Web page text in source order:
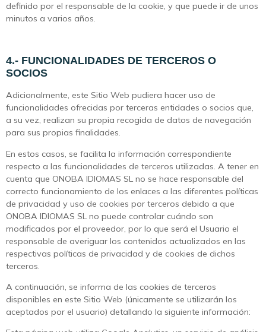
definido por el responsable de la cookie, y que puede ir de unos
minutos a varios años.
4.- FUNCIONALIDADES DE TERCEROS O
SOCIOS
Adicionalmente, este Sitio Web pudiera hacer uso de
funcionalidades ofrecidas por terceras entidades o socios que,
a su vez, realizan su propia recogida de datos de navegación
para sus propias finalidades.
En estos casos, se facilita la información correspondiente
respecto a las funcionalidades de terceros utilizadas. A tener en
cuenta que ONOBA IDIOMAS SL no se hace responsable del
correcto funcionamiento de los enlaces a las diferentes políticas
de privacidad y uso de cookies por terceros debido a que
ONOBA IDIOMAS SL no puede controlar cuándo son
modificados por el proveedor, por lo que será el Usuario el
responsable de averiguar los contenidos actualizados en las
respectivas políticas de privacidad y de cookies de dichos
terceros.
A continuación, se informa de las cookies de terceros
disponibles en este Sitio Web (únicamente se utilizarán los
aceptados por el usuario) detallando la siguiente información: